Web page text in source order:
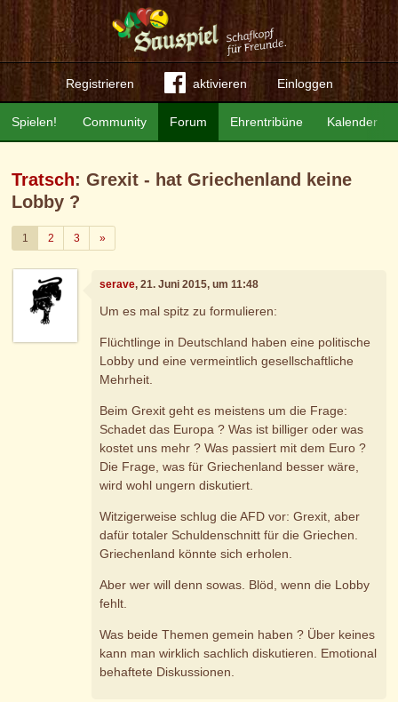
Registrieren aktivieren Einloggen
Community Forum Ehrentribüne Kalender
Spielen!
Tratsch: Grexit - hat Griechenland keine
Lobby ?
1 2 3 »Weiter
serave, 21. Juni 2015, um 11:48
Um es mal spitz zu formulieren:
Flüchtlinge in Deutschland haben eine politische
Lobby und eine vermeintlich gesellschaftliche
Mehrheit.
Beim Grexit geht es meistens um die Frage:
Schadet das Europa ? Was ist billiger oder was
kostet uns mehr ? Was passiert mit dem Euro ?
Die Frage, was für Griechenland besser wäre,
wird wohl ungern diskutiert.
Witzigerweise schlug die AFD vor: Grexit, aber
dafür totaler Schuldenschnitt für die Griechen.
Griechenland könnte sich erholen.
Aber wer will denn sowas. Blöd, wenn die Lobby
fehlt.
Was beide Themen gemein haben ? Über keines
kann man wirklich sachlich diskutieren. Emotional
behaftete Diskussionen.